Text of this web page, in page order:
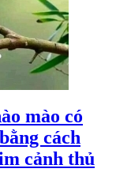
mào có
cách
cảnh thủ